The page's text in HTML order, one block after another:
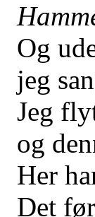
Og
jeg
Jeg
og
Her
Det